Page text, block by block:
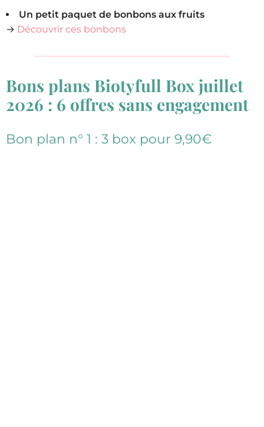
Un petit paquet de bonbons aux fruits
→ Découvrir ces bonbons
Bons plans Biotyfull Box juillet
2026 : 6 offres sans engagement
Bon plan n° 1 : 3 box pour 9,90€